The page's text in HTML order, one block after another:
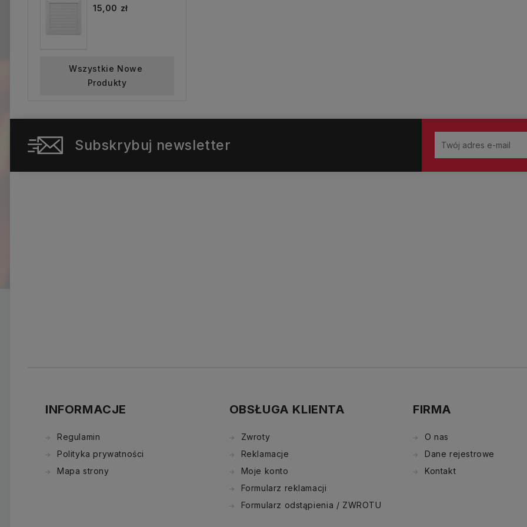
15,00 zł
Wszystkie Nowe
Produkty
Subskrybuj newsletter
INFORMACJE
Regulamin
Polityka prywatności
Mapa strony
OBSŁUGA KLIENTA
Zwroty
Reklamacje
Moje konto
Formularz reklamacji
Formularz odstąpienia / ZWROTU
FIRMA
O nas
Dane rejestrowe
Kontakt